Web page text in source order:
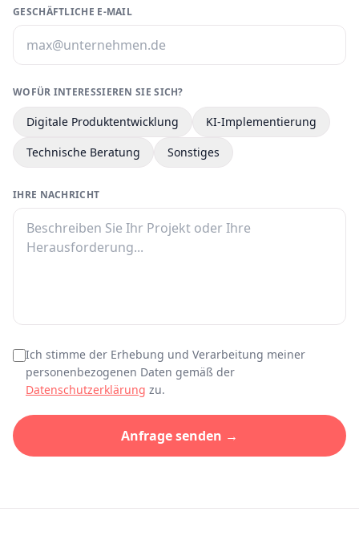
GESCHÄFTLICHE E-MAIL
WOFÜR INTERESSIEREN SIE SICH?
Digitale Produktentwicklung
KI-Implementierung
Technische Beratung
Sonstiges
IHRE NACHRICHT
Ich stimme der Erhebung und Verarbeitung meiner
personenbezogenen Daten gemäß der
Datenschutzerklärung zu.
Anfrage senden →